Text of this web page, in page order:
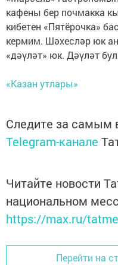
кафены бер почмакка
кибетен «Пятёрочка»
кермим. Шәхесләр юк
«дәүләт» юк. Дәүләт
«Казан утлары»
Следите за самым
Telegram-канале
Читайте новости
национальном
https://max.ru/
Перейти на